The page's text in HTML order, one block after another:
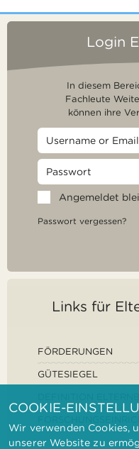
Login
In diesem
Fachleute
können ihre
Angemeldet
Passwort vergessen?
Links für
FÖRDERUNGEN
GÜTESIEGEL
COOKIE-
Wir verwenden Cookies,
unserer Website zu